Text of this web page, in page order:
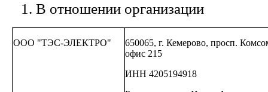
В отношении организации
ООО "ТЭС-ЭЛЕКТРО"
650065, г. Кемерово, просп.
офис 215
ИНН 4205194918